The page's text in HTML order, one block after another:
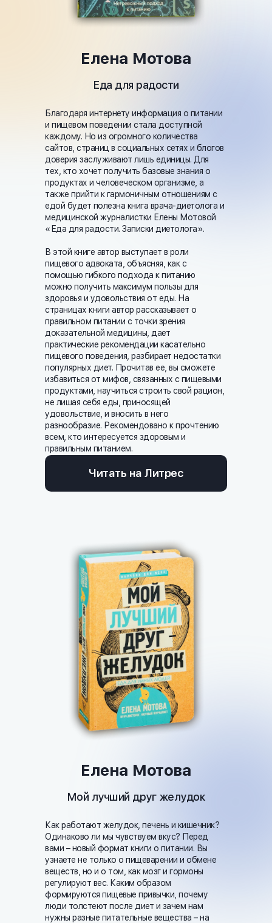
Благодаря интернету информация о питании
и пищевом поведении стала доступной
каждому. Но из огромного количества
сайтов, страниц в социальных сетях и блогов
доверия заслуживают лишь единицы. Для
тех, кто хочет получить базовые знания о
продуктах и человеческом организме, а
также прийти к гармоничным отношениям с
едой будет полезна книга врача-диетолога и
медицинской журналистки Елены Мотовой
«Еда для радости. Записки диетолога».
В этой книге автор выступает в роли
пищевого адвоката, объясняя, как с
помощью гибкого подхода к питанию
можно получить максимум пользы для
здоровья и удовольствия от еды. На
страницах книги автор рассказывает о
правильном питании с точки зрения
доказательной медицины, дает
практические рекомендации касательно
пищевого поведения, разбирает недостатки
популярных диет. Прочитав ее, вы сможете
избавиться от мифов, связанных с пищевыми
продуктами, научиться строить свой рацион,
не лишая себя еды, приносящей
удовольствие, и вносить в него
разнообразие. Рекомендовано к прочтению
всем, кто интересуется здоровым и
правильным питанием.
Елена Мотова
Еда для радости
Читать на Литрес
Как работают желудок, печень и кишечник?
Одинаково ли мы чувствуем вкус? Перед
вами – новый формат книги о питании. Вы
узнаете не только о пищеварении и обмене
веществ, но и о том, как мозг и гормоны
регулируют вес. Каким образом
формируются пищевые привычки, почему
люди толстеют после диет и зачем нам
нужны разные питательные вещества – на
Елена Мотова
Мой лучший друг желудок